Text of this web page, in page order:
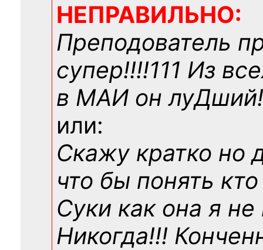
НЕПРАВИЛЬНО:
Преподователь
супер!!!!111 Из
в МАИ он
или:
Скажу кратко но
что бы понять
Суки как она я не
Никогда!!!